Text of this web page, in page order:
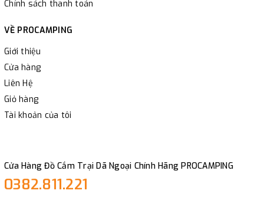
Chính sách thanh toán
VỀ PROCAMPING
Giới thiệu
Cửa hàng
Liên Hệ
Giỏ hàng
Tài khoản của tôi
Cửa Hàng Đồ Cắm Trại Dã Ngoại Chính Hãng PROCAMPING
0382.811.221